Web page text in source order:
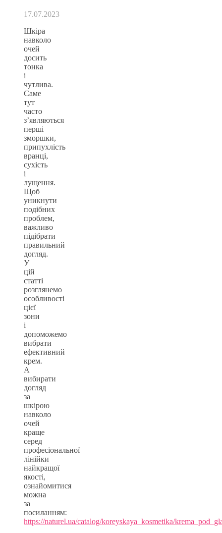
17.07.2023
Шкіра
навколо
очей
досить
тонка
і
чутлива.
Саме
тут
часто
з’являються
перші
зморшки,
припухлість
вранці,
сухість
і
лущення.
Щоб
уникнути
подібних
проблем,
важливо
підібрати
правильний
догляд.
У
цій
статті
розглянемо
особливості
цієї
зони
і
допоможемо
вибрати
ефективний
крем.
А
вибирати
догляд
за
шкірою
навколо
очей
краще
серед
професіональної
лінійки
найкращої
якості,
ознайомитися
можна
за
посиланням:
https://naturel.ua/catalog/koreyskaya_kosmetika/